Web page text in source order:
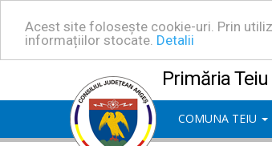
Acest site folosește cookie-uri. Prin
informațiilor stocate. Detalii
Primăria Teiu
COMUNA TEIU